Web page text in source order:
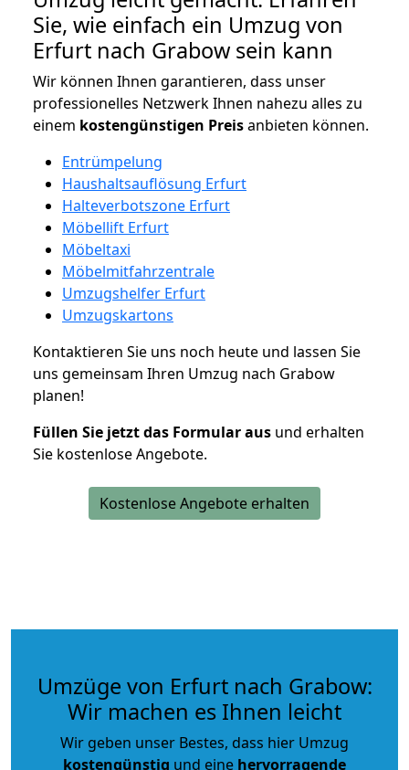
Sie, wie einfach ein Umzug von
Erfurt nach Grabow sein kann
Wir können Ihnen garantieren, dass unser
professionelles Netzwerk Ihnen nahezu alles zu
einem kostengünstigen Preisanbieten können.
Entrümpelung
Haushaltsauflösung Erfurt
Halteverbotszone Erfurt
Möbellift Erfurt
Möbeltaxi
Möbelmitfahrzentrale
Umzugshelfer Erfurt
Umzugskartons
Kontaktieren Sie uns noch heute und lassen Sie
uns gemeinsam Ihren Umzug nach Grabow
planen!
Füllen Sie jetzt das Formular aus und erhalten
Sie kostenlose Angebote.
Kostenlose Angebote erhalten
Umzüge von Erfurt nach Grabow:
Wir machen es Ihnen leicht
Wir geben unser Bestes, dass hier Umzug
kostengünstig und eine hervorragende